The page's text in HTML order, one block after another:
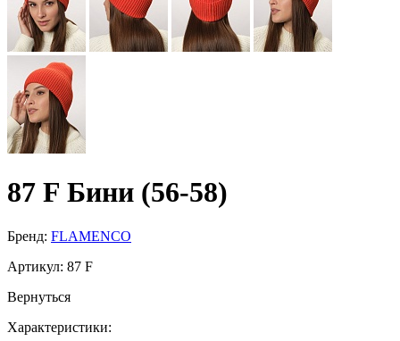
87 F Бини (56-58)
Бренд: FLAMENCO
Артикул: 87 F
Вернуться
Характеристики: